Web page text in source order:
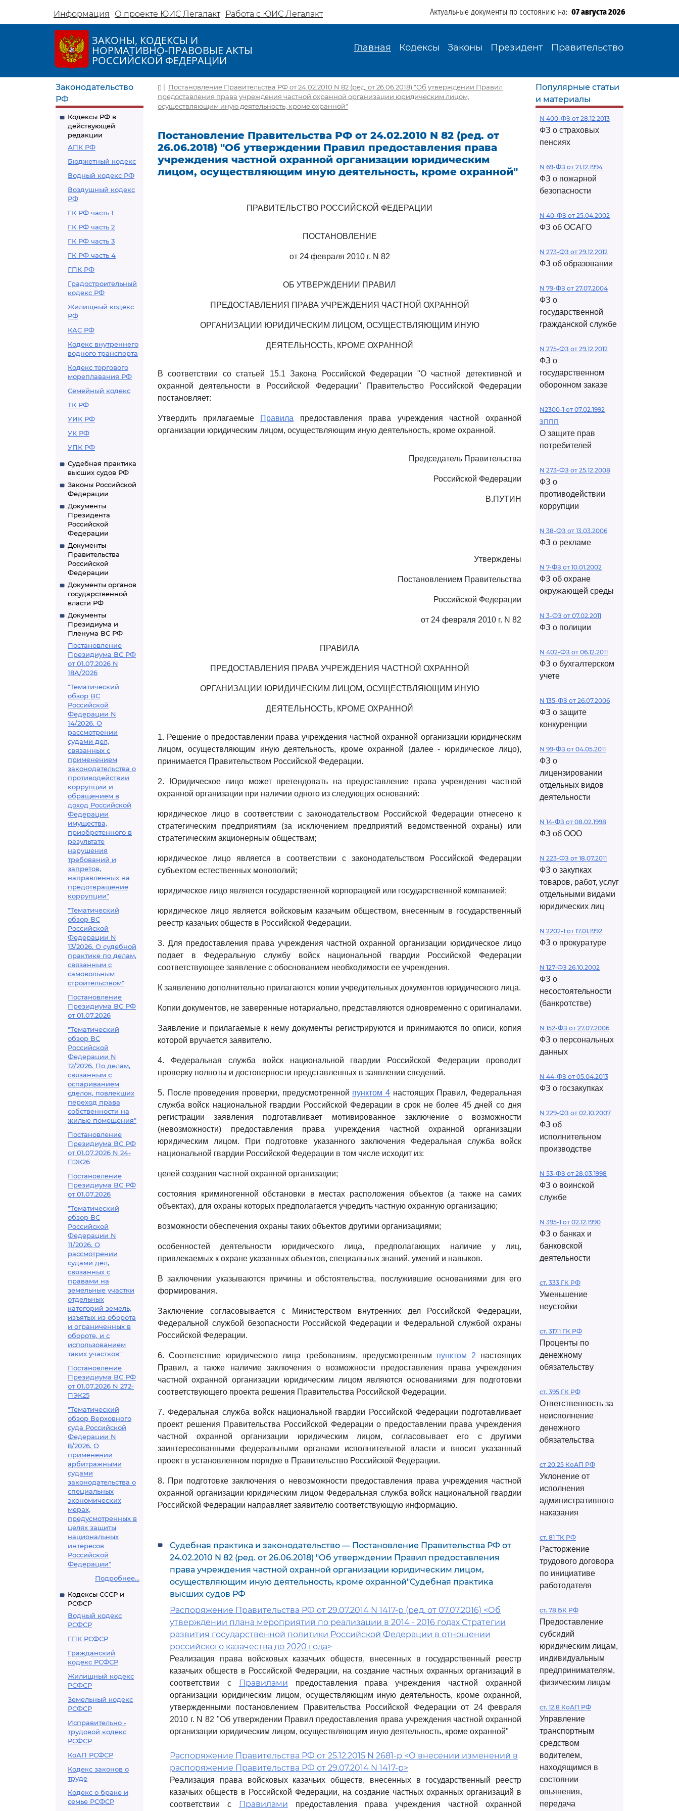
Информация О проекте ЮИС Легалакт Работа с ЮИС Легалакт Актуальные документы по состоянию на: 07 августа 2026
ЗАКОНЫ, КОДЕКСЫ И
НОРМАТИВНО-ПРАВОВЫЕ АКТЫ
РОССИЙСКОЙ ФЕДЕРАЦИИ
Главная Кодексы Законы Президент Правительство
Законодательство
РФ
Кодексы РФ в
действующей
редакции
АПК РФ
Бюджетный кодекс
Водный кодекс РФ
Воздушный кодекс
РФ
ГК РФ часть 1
ГК РФ часть 2
ГК РФ часть 3
ГК РФ часть 4
ГПК РФ
Градостроительный
кодекс РФ
Жилищный кодекс
РФ
КАС РФ
Кодекс внутреннего
водного транспорта
Кодекс торгового
мореплавания РФ
Семейный кодекс
ТК РФ
УИК РФ
УК РФ
УПК РФ
Судебная практика
высших судов РФ
Законы Российской
Федерации
Документы
Президента
Российской
Федерации
Документы
Правительства
Российской
Федерации
Документы органов
государственной
власти РФ
Документы
Президиума и
Пленума ВС РФ
Постановление
Президиума ВС РФ
от 01.07.2026 N
18А/2026
"Тематический
обзор ВС
Российской
Федерации N
14/2026. О
рассмотрении
судами дел,
связанных с
применением
законодательства о
противодействии
коррупции и
обращением в
доход Российской
Федерации
имущества,
приобретенного в
результате
нарушения
требований и
запретов,
направленных на
предотвращение
коррупции"
"Тематический
обзор ВС
Российской
Федерации N
13/2026. О судебной
практике по делам,
связанным с
самовольным
строительством"
Постановление
Президиума ВС РФ
от 01.07.2026
"Тематический
обзор ВС
Российской
Федерации N
12/2026. По делам,
связанным с
оспариванием
сделок, повлекших
переход права
собственности на
жилые помещения"
Постановление
Президиума ВС РФ
от 01.07.2026 N 24-
ПЭК26
Постановление
Президиума ВС РФ
от 01.07.2026
"Тематический
обзор ВС
Российской
Федерации N
11/2026. О
рассмотрении
судами дел,
связанных с
правами на
земельные участки
отдельных
категорий земель,
изъятых из оборота
и ограниченных в
обороте, и с
использованием
таких участков"
Постановление
Президиума ВС РФ
от 01.07.2026 N 272-
ПЭК25
"Тематический
обзор Верховного
суда Российской
Федерации N
8/2026. О
применении
арбитражными
судами
законодательства о
специальных
экономических
мерах,
предусмотренных в
целях защиты
национальных
интересов
Российской
Федерации"
Подробнее...
Кодексы СССР и
РСФСР
Водный кодекс
РСФСР
ГПК РСФСР
Гражданский
кодекс РСФСР
Жилищный кодекс
РСФСР
Земельный кодекс
РСФСР
Исправительно -
трудовой кодекс
РСФСР
КоАП РСФСР
Кодекс законов о
труде
Кодекс о браке и
семье РСФСР
| Постановление Правительства РФ от 24.02.2010 N 82 (ред. от 26.06.2018) "Об утверждении Правил
предоставления права учреждения частной охранной организации юридическим лицом,
осуществляющим иную деятельность, кроме охранной"
Постановление Правительства РФ от 24.02.2010 N 82 (ред. от
26.06.2018) "Об утверждении Правил предоставления права
учреждения частной охранной организации юридическим
лицом, осуществляющим иную деятельность, кроме охранной"
ПРАВИТЕЛЬСТВО РОССИЙСКОЙ ФЕДЕРАЦИИ
ПОСТАНОВЛЕНИЕ
от 24 февраля 2010 г. N 82
ОБ УТВЕРЖДЕНИИ ПРАВИЛ
ПРЕДОСТАВЛЕНИЯ ПРАВА УЧРЕЖДЕНИЯ ЧАСТНОЙ ОХРАННОЙ
ОРГАНИЗАЦИИ ЮРИДИЧЕСКИМ ЛИЦОМ, ОСУЩЕСТВЛЯЮЩИМ ИНУЮ
ДЕЯТЕЛЬНОСТЬ, КРОМЕ ОХРАННОЙ
В соответствии со статьей 15.1 Закона Российской Федерации "О частной детективной и
охранной деятельности в Российской Федерации" Правительство Российской Федерации
постановляет:
Утвердить прилагаемые Правила предоставления права учреждения частной охранной
организации юридическим лицом, осуществляющим иную деятельность, кроме охранной.
Председатель Правительства
Российской Федерации
В.ПУТИН
Утверждены
Постановлением Правительства
Российской Федерации
от 24 февраля 2010 г. N 82
ПРАВИЛА
ПРЕДОСТАВЛЕНИЯ ПРАВА УЧРЕЖДЕНИЯ ЧАСТНОЙ ОХРАННОЙ
ОРГАНИЗАЦИИ ЮРИДИЧЕСКИМ ЛИЦОМ, ОСУЩЕСТВЛЯЮЩИМ ИНУЮ
ДЕЯТЕЛЬНОСТЬ, КРОМЕ ОХРАННОЙ
1. Решение о предоставлении права учреждения частной охранной организации юридическим
лицом, осуществляющим иную деятельность, кроме охранной (далее - юридическое лицо),
принимается Правительством Российской Федерации.
2. Юридическое лицо может претендовать на предоставление права учреждения частной
охранной организации при наличии одного из следующих оснований:
юридическое лицо в соответствии с законодательством Российской Федерации отнесено к
стратегическим предприятиям (за исключением предприятий ведомственной охраны) или
стратегическим акционерным обществам;
юридическое лицо является в соответствии с законодательством Российской Федерации
субъектом естественных монополий;
юридическое лицо является государственной корпорацией или государственной компанией;
юридическое лицо является войсковым казачьим обществом, внесенным в государственный
реестр казачьих обществ в Российской Федерации.
3. Для предоставления права учреждения частной охранной организации юридическое лицо
подает в Федеральную службу войск национальной гвардии Российской Федерации
соответствующее заявление с обоснованием необходимости ее учреждения.
К заявлению дополнительно прилагаются копии учредительных документов юридического лица.
Копии документов, не заверенные нотариально, представляются одновременно с оригиналами.
Заявление и прилагаемые к нему документы регистрируются и принимаются по описи, копия
которой вручается заявителю.
4. Федеральная служба войск национальной гвардии Российской Федерации проводит
проверку полноты и достоверности представленных в заявлении сведений.
5. После проведения проверки, предусмотренной пунктом 4 настоящих Правил, Федеральная
служба войск национальной гвардии Российской Федерации в срок не более 45 дней со дня
регистрации заявления подготавливает мотивированное заключение о возможности
(невозможности) предоставления права учреждения частной охранной организации
юридическим лицом. При подготовке указанного заключения Федеральная служба войск
национальной гвардии Российской Федерации в том числе исходит из:
целей создания частной охранной организации;
состояния криминогенной обстановки в местах расположения объектов (а также на самих
объектах), для охраны которых предполагается учредить частную охранную организацию;
возможности обеспечения охраны таких объектов другими организациями;
особенностей деятельности юридического лица, предполагающих наличие у лиц,
привлекаемых к охране указанных объектов, специальных знаний, умений и навыков.
В заключении указываются причины и обстоятельства, послужившие основаниями для его
формирования.
Заключение согласовывается с Министерством внутренних дел Российской Федерации,
Федеральной службой безопасности Российской Федерации и Федеральной службой охраны
Российской Федерации.
6. Соответствие юридического лица требованиям, предусмотренным пунктом 2 настоящих
Правил, а также наличие заключения о возможности предоставления права учреждения
частной охранной организации юридическим лицом являются основаниями для подготовки
соответствующего проекта решения Правительства Российской Федерации.
7. Федеральная служба войск национальной гвардии Российской Федерации подготавливает
проект решения Правительства Российской Федерации о предоставлении права учреждения
частной охранной организации юридическим лицом, согласовывает его с другими
заинтересованными федеральными органами исполнительной власти и вносит указанный
проект в установленном порядке в Правительство Российской Федерации.
8. При подготовке заключения о невозможности предоставления права учреждения частной
охранной организации юридическим лицом Федеральная служба войск национальной гвардии
Российской Федерации направляет заявителю соответствующую информацию.
Судебная практика и законодательство — Постановление Правительства РФ от
24.02.2010 N 82 (ред. от 26.06.2018) "Об утверждении Правил предоставления
права учреждения частной охранной организации юридическим лицом,
осуществляющим иную деятельность, кроме охранной"Судебная практика
высших судов РФ
Распоряжение Правительства РФ от 29.07.2014 N 1417-р (ред. от 07.07.2016) <Об
утверждении плана мероприятий по реализации в 2014 - 2016 годах Стратегии
развития государственной политики Российской Федерации в отношении
российского казачества до 2020 года>
Реализация права войсковых казачьих обществ, внесенных в государственный реестр
казачьих обществ в Российской Федерации, на создание частных охранных организаций в
соответствии с
Правилами предоставления права учреждения частной охранной
организации юридическим лицом, осуществляющим иную деятельность, кроме охранной,
утвержденными постановлением Правительства Российской Федерации от 24 февраля
2010 г. N 82 "Об утверждении Правил предоставления права учреждения частной охранной
организации юридическим лицом, осуществляющим иную деятельность, кроме охранной"
Распоряжение Правительства РФ от 25.12.2015 N 2681-р <О внесении изменений в
распоряжение Правительства РФ от 29.07.2014 N 1417-р>
Реализация права войсковых казачьих обществ, внесенных в государственный реестр
казачьих обществ в Российской Федерации, на создание частных охранных организаций в
соответствии с
Правилами предоставления права учреждения частной охранной
Популярные статьи
и материалы
N 400-ФЗ от 28.12.2013
ФЗ о страховых
пенсиях
N 69-ФЗ от 21.12.1994
ФЗ о пожарной
безопасности
N 40-ФЗ от 25.04.2002
ФЗ об ОСАГО
N 273-ФЗ от 29.12.2012
ФЗ об образовании
N 79-ФЗ от 27.07.2004
ФЗ о
государственной
гражданской службе
N 275-ФЗ от 29.12.2012
ФЗ о
государственном
оборонном заказе
N2300-1 от 07.02.1992
ЗППП
О защите прав
потребителей
N 273-ФЗ от 25.12.2008
ФЗ о
противодействии
коррупции
N 38-ФЗ от 13.03.2006
ФЗ о рекламе
N 7-ФЗ от 10.01.2002
ФЗ об охране
окружающей среды
N 3-ФЗ от 07.02.2011
ФЗ о полиции
N 402-ФЗ от 06.12.2011
ФЗ о бухгалтерском
учете
N 135-ФЗ от 26.07.2006
ФЗ о защите
конкуренции
N 99-ФЗ от 04.05.2011
ФЗ о
лицензировании
отдельных видов
деятельности
N 14-ФЗ от 08.02.1998
ФЗ об ООО
N 223-ФЗ от 18.07.2011
ФЗ о закупках
товаров, работ, услуг
отдельными видами
юридических лиц
N 2202-1 от 17.01.1992
ФЗ о прокуратуре
N 127-ФЗ 26.10.2002
ФЗ о
несостоятельности
(банкротстве)
N 152-ФЗ от 27.07.2006
ФЗ о персональных
данных
N 44-ФЗ от 05.04.2013
ФЗ о госзакупках
N 229-ФЗ от 02.10.2007
ФЗ об
исполнительном
производстве
N 53-ФЗ от 28.03.1998
ФЗ о воинской
службе
N 395-1 от 02.12.1990
ФЗ о банках и
банковской
деятельности
ст. 333 ГК РФ
Уменьшение
неустойки
ст. 317.1 ГК РФ
Проценты по
денежному
обязательству
ст. 395 ГК РФ
Ответственность за
неисполнение
денежного
обязательства
ст 20.25 КоАП РФ
Уклонение от
исполнения
административного
наказания
ст. 81 ТК РФ
Расторжение
трудового договора
по инициативе
работодателя
ст. 78 БК РФ
Предоставление
субсидий
юридическим лицам,
индивидуальным
предпринимателям,
физическим лицам
ст. 12.8 КоАП РФ
Управление
транспортным
средством
водителем,
находящимся в
состоянии
опьянения,
передача